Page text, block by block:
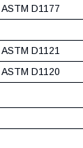
ASTM D1177
ASTM D1121
ASTM D1120